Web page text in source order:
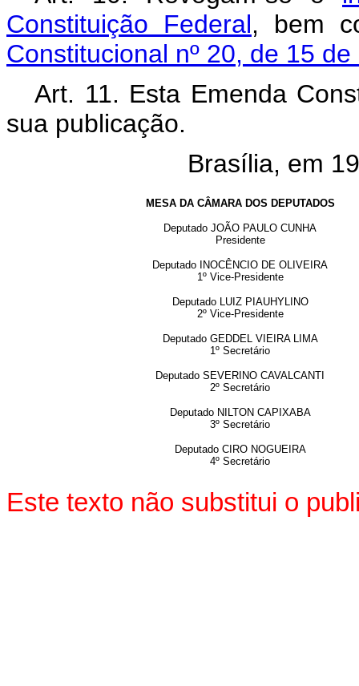
Constituição Federal, bem
Constitucional nº 20, de 15
Art. 11. Esta Emenda
sua publicação.
Brasília, em
MESA DA CÂMARA DOS DEPUTADOS
Deputado JOÃO PAULO CUNHA
Presidente
Deputado INOCÊNCIO DE OLIVEIRA
1º Vice-Presidente
Deputado LUIZ PIAUHYLINO
2º Vice-Presidente
Deputado GEDDEL VIEIRA LIMA
1º Secretário
Deputado SEVERINO CAVALCANTI
2º Secretário
Deputado NILTON CAPIXABA
3º Secretário
Deputado CIRO NOGUEIRA
4º Secretário
Este texto não substitui o